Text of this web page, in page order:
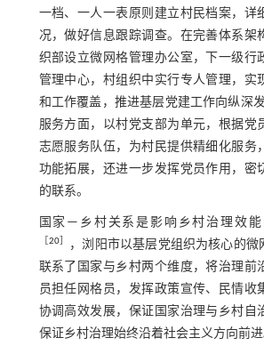
一档、一人一表原则建立村民档案，详
况，做好信息跟踪调查。在完善体系架
织部设立微网格管理办公室，下一级行
管理中心，村组织中实行专人管理，实
和工作覆盖，推进基层党建工作向纵深
服务方面，以村党支部为单元，根据党
志愿服务队伍，为村民提供精细化服务
功能拓展，还进一步发挥党员作用，密
的联系。
国家—乡村关系是影响乡村治理效
20］
，浏阳市以基层党组织为核心的微
联系了国家与乡村两个维度，将治理前
员担任网格员，发挥政策宣传、民情收
协调高效发展，保证国家治理与乡村自
保证乡村治理始终沿着社会主义方向前进